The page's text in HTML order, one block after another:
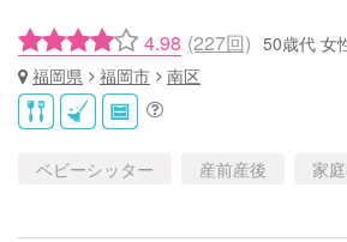
4.98 (227回) 50歳代 女
福岡県
福岡市 南区
ベビーシッター 産前産後 家